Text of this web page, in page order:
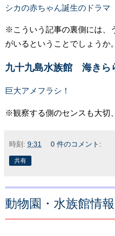
シカの赤ちゃん誕生のドラマ
※こういう記事の裏側には、
がいるということでしょうか。
九十九島水族館 海きら
巨大アメフラシ！
※観察する側のセンスも大切
時刻: 9:31 0 件のコメント:
共有
動物園・水族館情